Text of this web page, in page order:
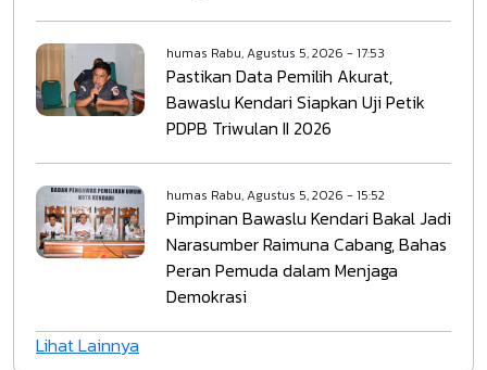
humas Rabu, Agustus 5, 2026 - 17:53
Pastikan Data Pemilih Akurat,
Bawaslu Kendari Siapkan Uji Petik
PDPB Triwulan II 2026
humas Rabu, Agustus 5, 2026 - 15:52
Pimpinan Bawaslu Kendari Bakal Jadi
Narasumber Raimuna Cabang, Bahas
Peran Pemuda dalam Menjaga
Demokrasi
Lihat Lainnya